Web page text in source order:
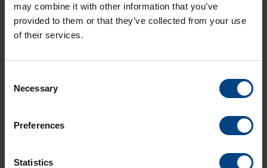
may combine it with other information that you’ve
provided to them or that they’ve collected from your use
of their services.
Selection
Necessary
Preferences
Statistics
Características técnicas
Características de la pantalla